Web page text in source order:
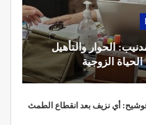
الحوار والتأهيل
الزوجية
قوشيح: أي نزيف بعد انقطاع الطمث